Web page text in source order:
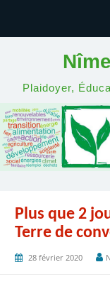
Plaidoyer,
Plus que 2
Terre de
28 février 2020